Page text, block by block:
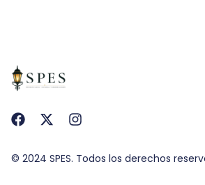
© 2024 SPES. Todos los derechos